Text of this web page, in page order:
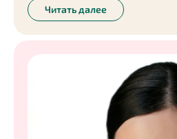
мамой троих детей, что взять с
Читать далее